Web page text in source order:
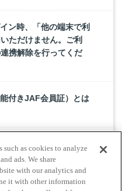
ン時、「他の端末で利
ただけません。ご利
携解除を行ってくだ
付きJAF会員証）とは
するためにJAFに新規
だ届いておらず仮会
ス取得はできます
as cookies to analyze
ads. We share
with our analytics and
it with other information